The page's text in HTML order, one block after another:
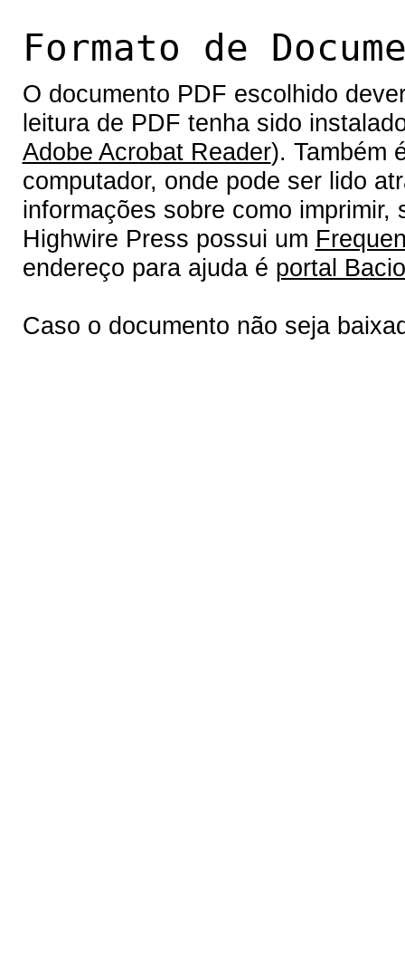
Formato de
O documento PDF escolhido
leitura de PDF tenha sido
Adobe Acrobat Reader). Também
computador, onde pode ser lido
informações sobre como
Highwire Press possui um
endereço para ajuda é portal
Caso o documento não seja